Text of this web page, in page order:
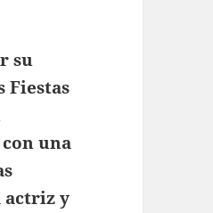
su
Fiestas
una
actriz y